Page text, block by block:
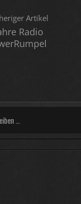
Artikel
Radio
…